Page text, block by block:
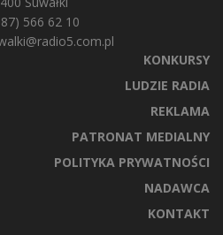
566 62 10
KONKURSY
LUDZIE RADIA
REKLAMA
PATRONAT MEDIALNY
POLITYKA PRYWATNOŚCI
NADAWCA
KONTAKT